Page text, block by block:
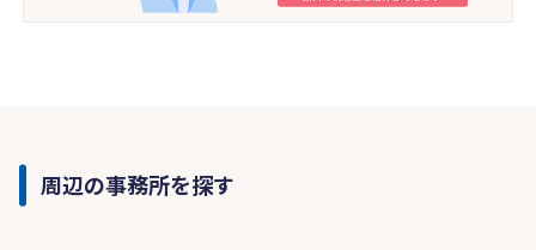
周辺の事務所を探す